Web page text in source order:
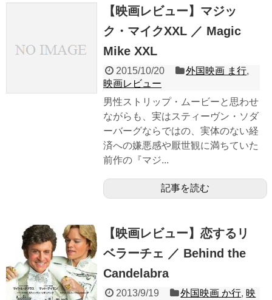
【映画レビュー】マジッ
ク・マイクXXL ／ Magic
Mike XXL
2015/10/20 外国映画 ま行,
映画レビュー
男性ストリップ・ムービーと思わせ
ながらも、実はスティーヴン・ソダ
ーバーグならではの、実体のない経
済への嫌悪感や厭世観に満ちていた
前作の『マジ...
記事を読む
【映画レビュー】恋するリ
ベラーチェ ／ Behind the
Candelabra
2013/9/19 外国映画 か行, 映